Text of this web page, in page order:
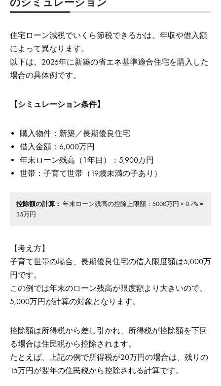
住宅ローン減税でいくら節税できるかは、年収や借入額
によって異なります。
以下は、2026年に新築の省エネ基準適合住宅を購入した
場合の具体例です。
【シミュレーション条件】
購入物件：新築／長期優良住宅
借入金額：6,000万円
年末ローン残高（1年目）：5,900万円
世帯：子育て世帯（19歳未満の子あり）
控除額の計算： 年末ローン残高の控除上限額：5000万円 × 0.7% =
35万円
【考え方】
子育て世帯の場合、長期優良住宅の借入限度額は5,000万
円です。
この例では年末のローン残高が限度額より大きいので、
5,000万円が計算の対象となります。
控除額は所得税から差し引かれ、所得税が控除額を下回
る場合は住民税から控除されます。
たとえば、上記の例で所得税が20万円の場合は、残りの
15万円が翌年の住民税から控除される計算です。